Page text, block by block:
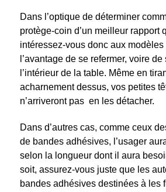
Dans l’optique de déterminer
protège-coin d’un meilleur rapport
intéressez-vous donc aux modèles
l’avantage de se refermer, voire
l’intérieur de la table. Même en
acharnement dessus, vos petites
n’arriveront pas en les détacher.
Dans d’autres cas, comme ceux
de bandes adhésives, l’usager
selon la longueur dont il aura
soit, assurez-vous juste que les
bandes adhésives destinées à les